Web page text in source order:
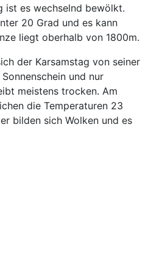
ist es wechselnd bewölkt.
20 Grad und es kann
liegt oberhalb von 1800m.
der Karsamstag von seiner
und nur
meistens trocken. Am
die Temperaturen 23
bilden sich Wolken und es